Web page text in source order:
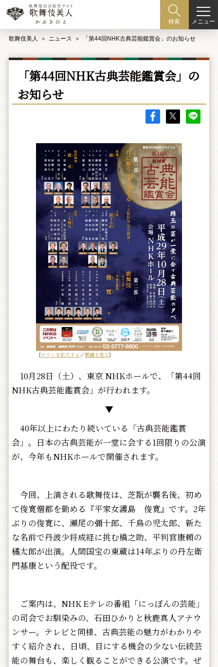
検索 メニュー
歌舞伎美人 ニュース 「第44回NHK古典芸能鑑賞会」のお知らせ
「第44回NHK古典芸能鑑賞会」の
お知らせ
［チラシを拡大する ／裏面を見る］
10月28日（土）、東京 NHKホールで、「第44回
NHK古典芸能鑑賞会」が行われます。
▼
40年以上にわたり続いている「古典芸能鑑賞
会」。日本の古典芸能が一堂に会する1回限りの公演
が、今年もNHKホールで開催されます。
今回、上演される歌舞伎は、芝翫が襲名後、初め
て俊寛僧都を勤める『平家女護島 俊寛』です。2年
ぶりの俊寛に、瀬尾の彌十郎、千鳥の児太郎、新た
な名前で丹波少将成経に挑む橋之助、平判官康頼の
橘太郎が出演。人間国宝の東蔵は14年ぶりの丹左衛
門基康という配役です。
ご案内は、NHK Eテレの番組「にっぽんの芸能」
の司会でお馴染みの、石田ひかりと秋鹿真人アナウ
ンサー。テレビと同様、古典芸能の魅力がわかりや
すく紹介され、日頃、目にする機会の少ない伝統芸
能の舞台も、楽しく観ることができる公演です。ぜ